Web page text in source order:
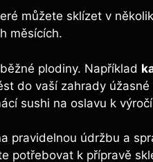
můžete sklízet v
měsících.
plodiny. Například
do vaší zahrady
sushi na oslavu k
pravidelnou údržbu a
potřebovat k přípravě